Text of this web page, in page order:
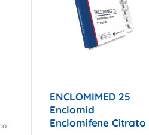
ENCLOMIMED 25
Enclomid
Enclomifene Citrato